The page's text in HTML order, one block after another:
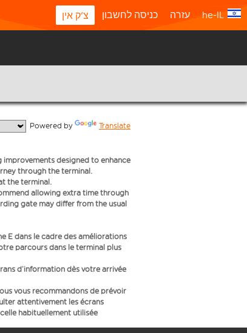
צ'ק אין כניסה לחשבון עזרה he-IL
Powered by Translate
improvements designed to enhance
through the terminal.
the terminal.
allowing extra time through
gate may differ from the usual
E dans le cadre des améliorations
parcours dans le terminal plus
d’information dès votre arrivée
vous recommandons de prévoir
attentivement les écrans
habituellement utilisée